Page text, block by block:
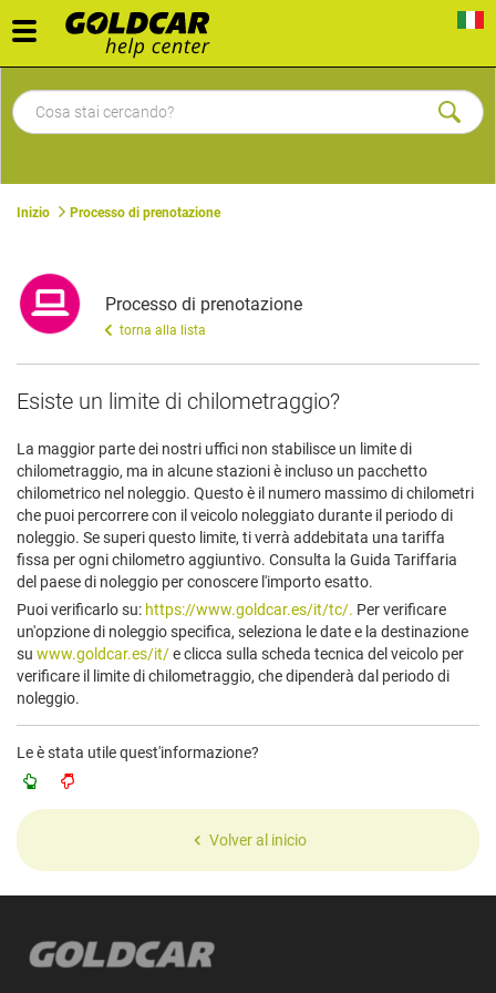
Toggle
navigation
Inizio Processo di prenotazione
Processo di prenotazione
torna alla lista
Esiste un limite di chilometraggio?
La maggior parte dei nostri uffici non stabilisce un limite di
chilometraggio, ma in alcune stazioni è incluso un pacchetto
chilometrico nel noleggio. Questo è il numero massimo di chilometri
che puoi percorrere con il veicolo noleggiato durante il periodo di
noleggio. Se superi questo limite, ti verrà addebitata una tariffa
fissa per ogni chilometro aggiuntivo. Consulta la Guida Tariffaria
del paese di noleggio per conoscere l'importo esatto.
Puoi verificarlo su: https://www.goldcar.es/it/tc/. Per verificare
un'opzione di noleggio specifica, seleziona le date e la destinazione
su www.goldcar.es/it/e clicca sulla scheda tecnica del veicolo per
verificare il limite di chilometraggio, che dipenderà dal periodo di
noleggio.
Le è stata utile quest'informazione?
Volver al inicio